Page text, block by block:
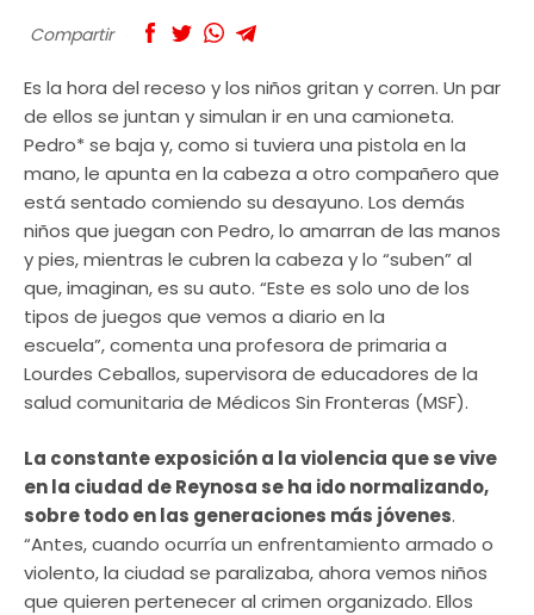
Compartir
Es la hora del receso y los niños gritan y corren. Un par
de ellos se juntan y simulan ir en una camioneta.
Pedro* se baja y, como si tuviera una pistola en la
mano, le apunta en la cabeza a otro compañero que
está sentado comiendo su desayuno. Los demás
niños que juegan con Pedro, lo amarran de las manos
y pies, mientras le cubren la cabeza y lo “suben” al
que, imaginan, es su auto. “Este es solo uno de los
tipos de juegos que vemos a diario en la
escuela”, comenta una profesora de primaria a
Lourdes Ceballos, supervisora de educadores de la
salud comunitaria de Médicos Sin Fronteras (MSF).
La constante exposición a la violencia que se vive
en la ciudad de Reynosa se ha ido normalizando,
sobre todo en las generaciones más jóvenes.
“Antes, cuando ocurría un enfrentamiento armado o
violento, la ciudad se paralizaba, ahora vemos niños
que quieren pertenecer al crimen organizado. Ellos